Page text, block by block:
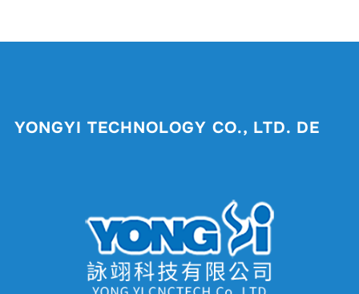
YONGYI TECHNOLOGY CO., LTD. DE